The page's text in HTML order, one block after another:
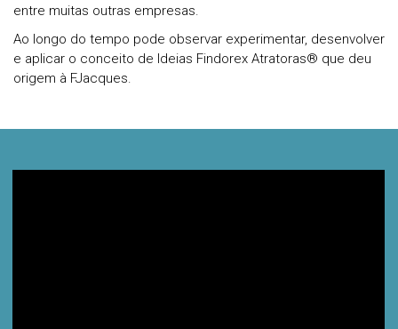
entre muitas outras empresas.
Ao longo do tempo pode observar experimentar, desenvolver
e aplicar o conceito de Ideias Findorex Atratoras® que deu
origem à FJacques.